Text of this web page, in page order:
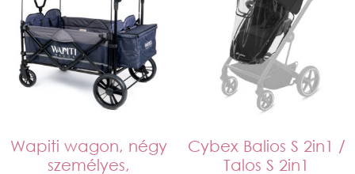
Wapiti wagon, négy
személyes,
Cybex Balios S 2in1 /
Talos S 2in1